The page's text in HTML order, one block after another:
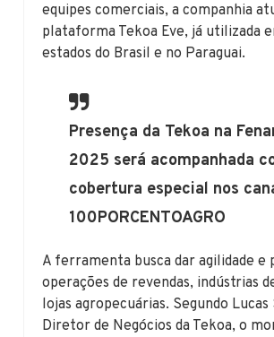
equipes comerciais, a companhia
plataforma Tekoa Eve, já utilizada
estados do Brasil e no Paraguai.
Presença da Tekoa na
2025 será acompanhada
cobertura especial nos
100PORCENTOAGRO
A ferramenta busca dar agilidade e
operações de revendas, indústrias
lojas agropecuárias. Segundo Lucas
Diretor de Negócios da Tekoa, o